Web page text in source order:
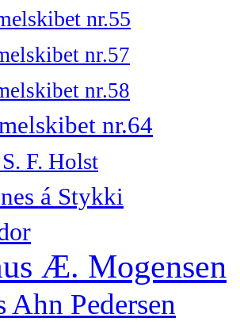
nr.55
nr.57
nr.58
nr.64
F. Holst
á Stykki
Æ. Mogensen
Ahn Pedersen